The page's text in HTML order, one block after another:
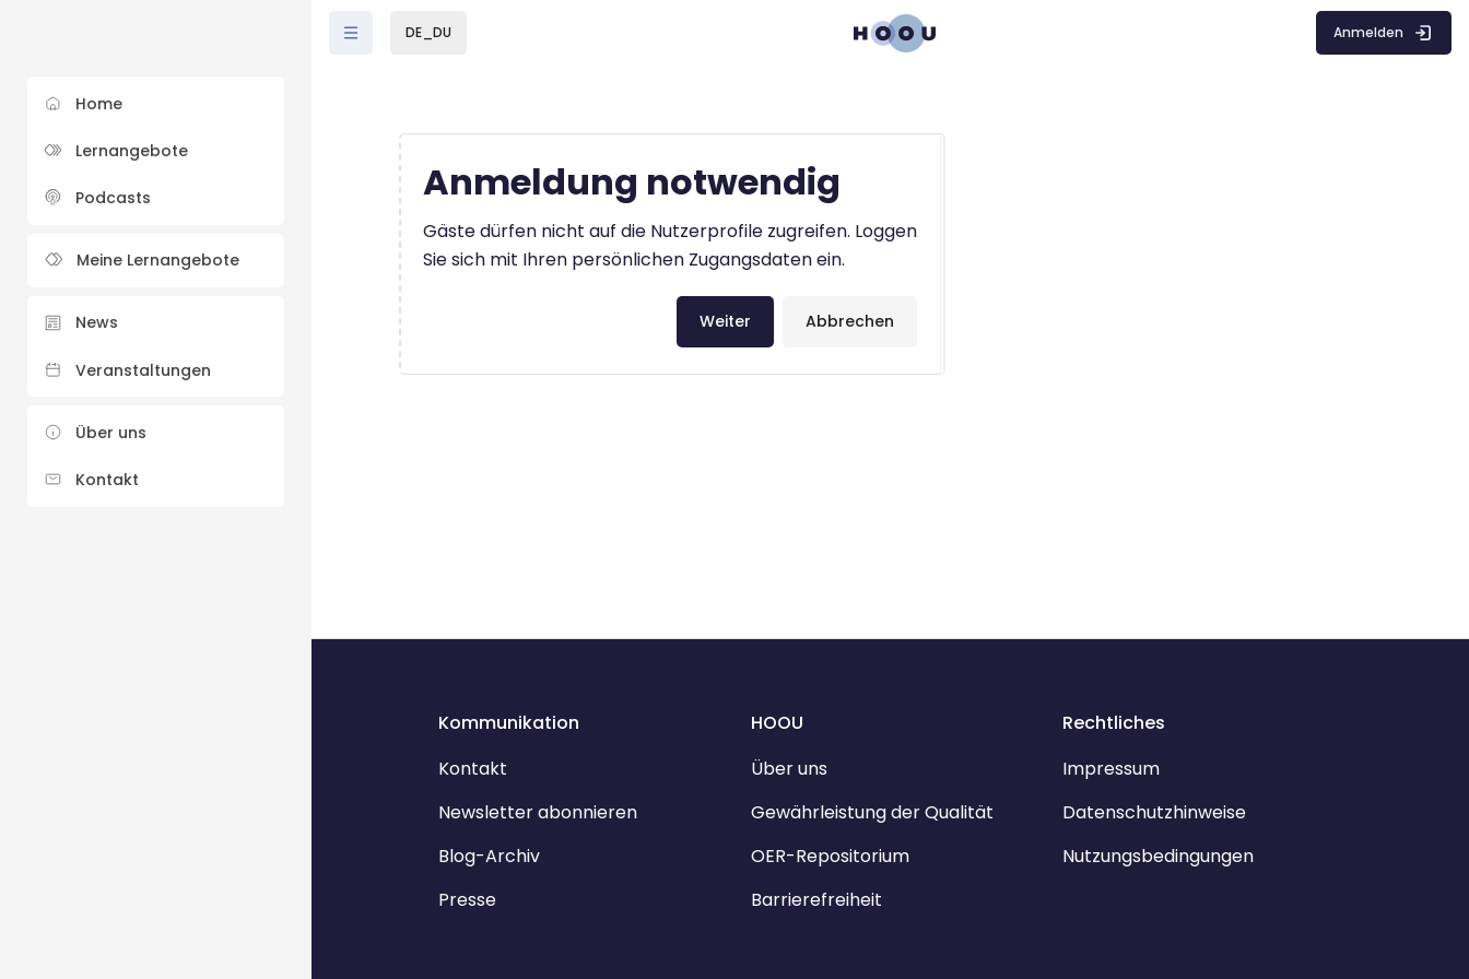
Home
Lernangebote
Podcasts
Meine Lernangebote
News
Veranstaltungen
Über uns
Kontakt
DE_DU Anmelden
Anmeldung notwendig
Gäste dürfen nicht auf die Nutzerprofile zugreifen. Loggen
Sie sich mit Ihren persönlichen Zugangsdaten ein.
Abbrechen
Weiter
Kommunikation
Kontakt
Newsletter abonnieren
Blog-Archiv
Presse
HOOU
Über uns
Gewährleistung der Qualität
OER-Repositorium
Barrierefreiheit
Rechtliches
Impressum
Datenschutzhinweise
Nutzungsbedingungen